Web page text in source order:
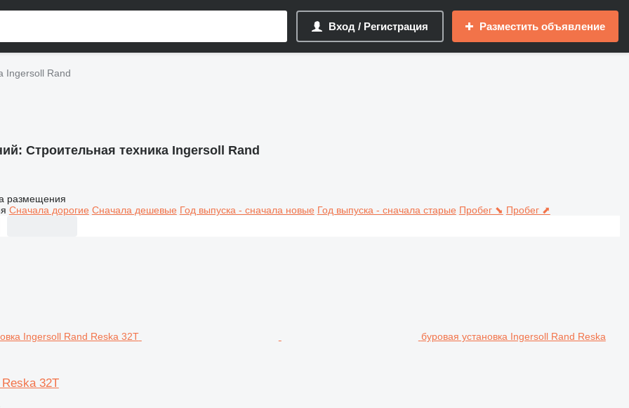
Вход / Регистрация Разместить объявление
Ingersoll Rand
Строительная техника Ingersoll Rand
размещения
Сначала дорогие Сначала дешевые Год выпуска - сначала новые Год выпуска - сначала старые Пробег ⬊ Пробег ⬈
буровая установка Ingersoll Rand Reska
32T